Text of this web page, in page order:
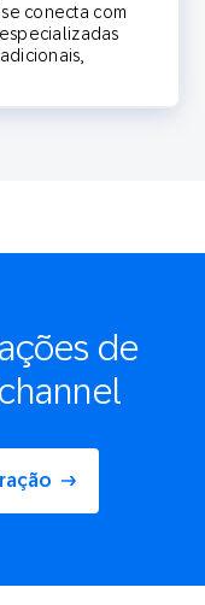
conecta com
de